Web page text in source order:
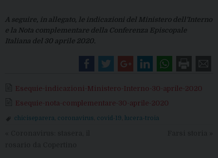
A seguire, in allegato, le indicazioni del Ministero dell’Interno
e la Nota complementare della Conferenza Episcopale
Italiana del 30 aprile 2020.
Esequie-indicazioni-Ministero-Interno-30-aprile-2020
Esequie-nota-complementare-30-aprile-2020
chiciseparera coronavirus covid-19 lucera-troia